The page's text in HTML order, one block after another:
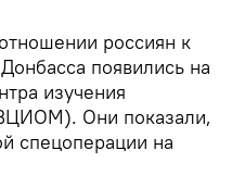
россиян к
появились на
изучения
Они показали,
спецоперации на